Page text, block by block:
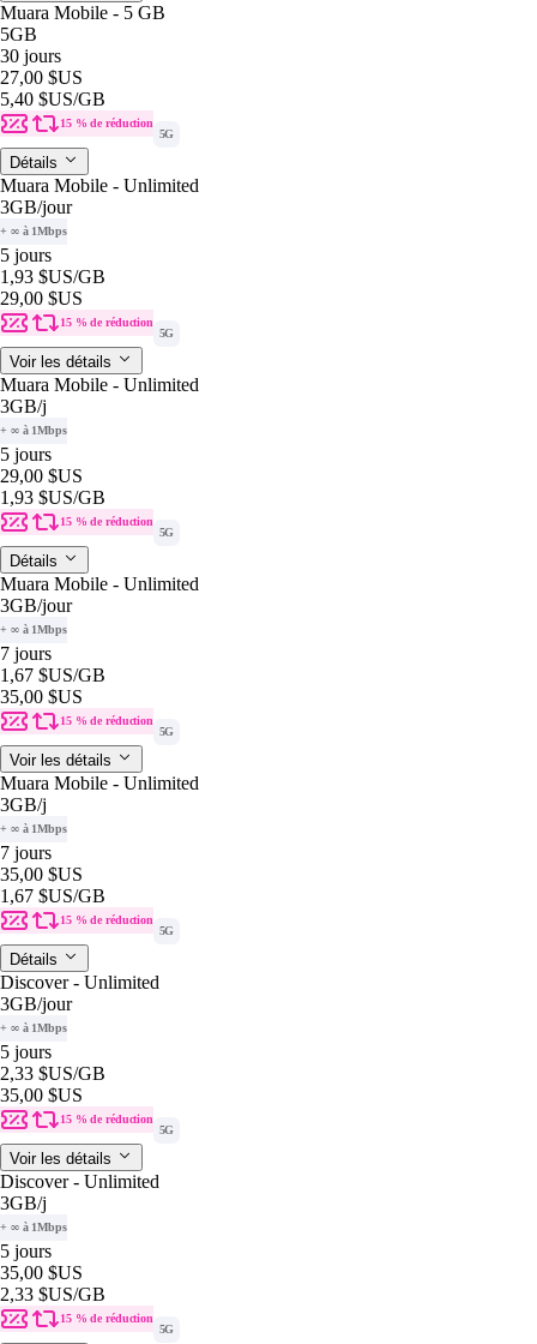
Muara Mobile - 5 GB
5GB
30 jours
27,00 $US
5,40 $US/GB
15 % de réduction
5G
Détails
Muara Mobile - Unlimited
3GB/jour
+ ∞ à 1Mbps
5 jours
1,93 $US/GB
29,00 $US
15 % de réduction
5G
Voir les détails
Muara Mobile - Unlimited
3GB/j
+ ∞ à 1Mbps
5 jours
29,00 $US
1,93 $US/GB
15 % de réduction
5G
Détails
Muara Mobile - Unlimited
3GB/jour
+ ∞ à 1Mbps
7 jours
1,67 $US/GB
35,00 $US
15 % de réduction
5G
Voir les détails
Muara Mobile - Unlimited
3GB/j
+ ∞ à 1Mbps
7 jours
35,00 $US
1,67 $US/GB
15 % de réduction
5G
Détails
Discover - Unlimited
3GB/jour
+ ∞ à 1Mbps
5 jours
2,33 $US/GB
35,00 $US
15 % de réduction
5G
Voir les détails
Discover - Unlimited
3GB/j
+ ∞ à 1Mbps
5 jours
35,00 $US
2,33 $US/GB
15 % de réduction
5G